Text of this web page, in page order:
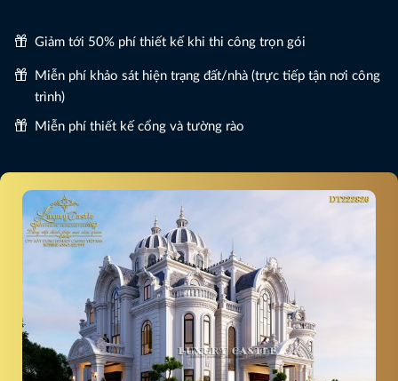
Giảm tới 50% phí thiết kế khi thi công trọn gói
Miễn phí khảo sát hiện trạng đất/nhà (trực tiếp tận nơi công
trình)
Miễn phí thiết kế cổng và tường rào